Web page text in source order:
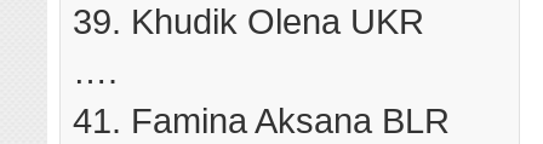
39. Khudik Olena UKR
….
41. Famina Aksana BLR